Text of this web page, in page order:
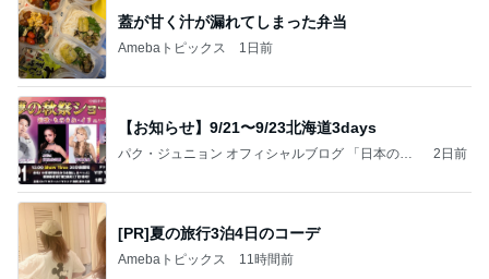
蓋が甘く汁が漏れてしまった弁当
Amebaトピックス 1日前
【お知らせ】9/21〜9/23北海道3days
パク・ジュニョン オフィシャルブログ 「日本の
2日前
[PR]夏の旅行3泊4日のコーデ
Amebaトピックス 11時間前